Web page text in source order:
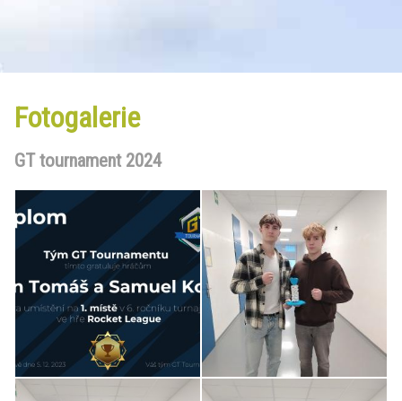
Fotogalerie
GT tournament 2024